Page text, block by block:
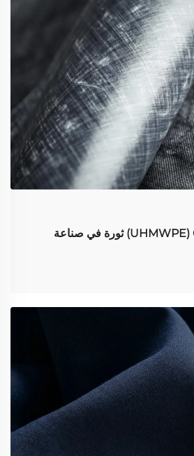
لماذا يُعد خامة داينيما® (UHMWPE) ثورة في صناعة